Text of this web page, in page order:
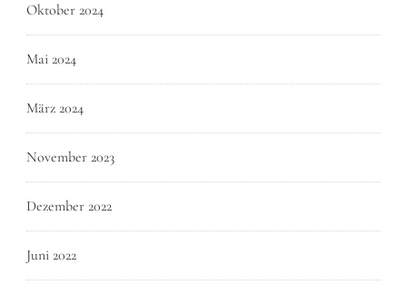
Oktober 2024
Mai 2024
März 2024
November 2023
Dezember 2022
Juni 2022